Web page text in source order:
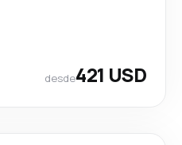
desde421 USD